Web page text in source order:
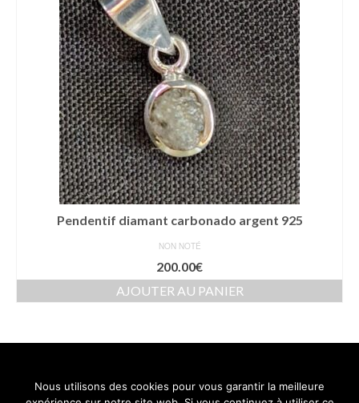
Pendentif diamant carbonado argent 925
NON NOTÉ
200.00€
AJOUTER AU PANIER
Contact Conditions générales de vente
Nous utilisons des cookies pour vous garantir la meilleure